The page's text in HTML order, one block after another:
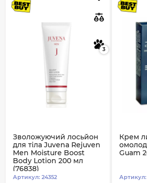
3
Зволожуючий лосьйон
для тіла Juvena Rejuven
Men Moisture Boost
Body Lotion 200 мл
(76838)
Артикул: 24352
Крем
Guam
Артикул: